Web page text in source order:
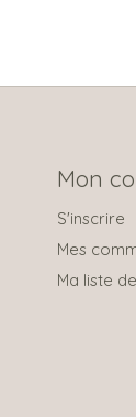
Mon
S'inscrire
Mes
Ma liste